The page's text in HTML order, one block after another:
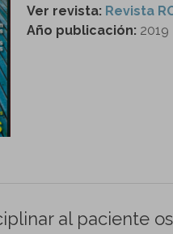
Ver revista: Revista
Año publicación: 2019
al paciente